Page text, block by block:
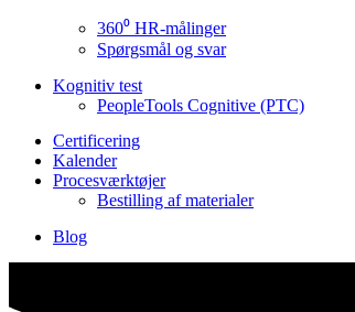
360⁰ HR-målinger
Spørgsmål og svar
Kognitiv test
PeopleTools Cognitive (PTC)
Certificering
Kalender
Procesværktøjer
Bestilling af materialer
Blog